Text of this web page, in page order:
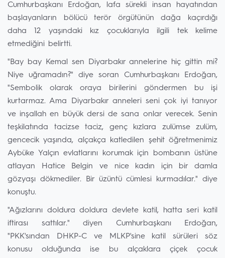
Cumhurbaşkanı Erdoğan, lafa sürekli insan hayatından
başlayanların bölücü terör örgütünün dağa kaçırdığı
daha 12 yaşındaki kız çocuklarıyla ilgili tek kelime
etmediğini belirtti.
"Bay bay Kemal sen Diyarbakır annelerine hiç gittin mi?
Niye uğramadın?" diye soran Cumhurbaşkanı Erdoğan,
"Sembolik olarak oraya birilerini göndermen bu işi
kurtarmaz. Ama Diyarbakır anneleri seni çok iyi tanıyor
ve inşallah en büyük dersi de sana onlar verecek. Senin
teşkilatında tacizse taciz, genç kızlara zulümse zulüm,
gencecik yaşında, alçakça katledilen şehit öğretmenimiz
Aybüke Yalçın evlatlarını korumak için bombanın üstüne
atlayan Hatice Belgin ve nice kadın için bir damla
gözyaşı dökmediler. Bir üzüntü cümlesi kurmadılar." diye
konuştu.
"Ağızlarını doldura doldura devlete katil, hatta seri katil
iftirası sattılar." diyen Cumhurbaşkanı Erdoğan,
"PKK'sından DHKP-C ve MLKP'sine katil sürüleri söz
konusu olduğunda ise bu alçaklara çiçek çocuk